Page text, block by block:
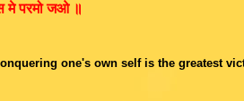
मे परमो जओ ॥
one's own self is the greatest